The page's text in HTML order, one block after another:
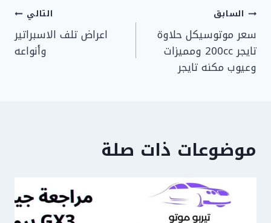
تصفّح
المقالات
السابق
سعر موتوسيكل حلاوة
تايجر 200cc ومميزات
وعيوب مكنه تايجر
التالي
اعراض تلف الاسبراتير
وأنواعه
موضوعات ذات صلة